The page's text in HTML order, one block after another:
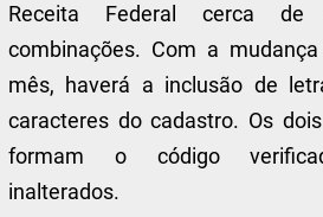
Receita Federal cerca
combinações. Com a
mês, haverá a inclusão de
caracteres do cadastro. Os
formam o código
inalterados.